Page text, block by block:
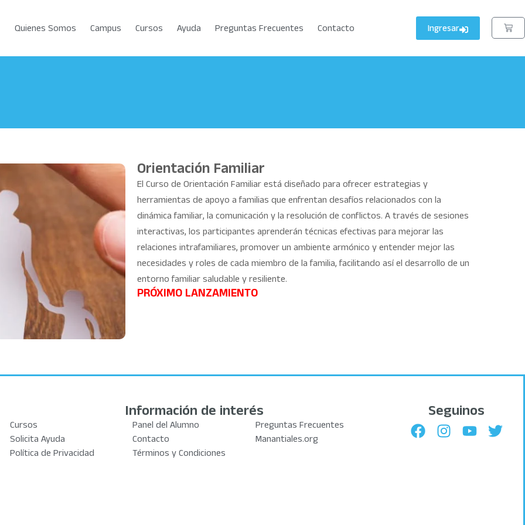
Quienes Somos Campus Cursos Ayuda Preguntas Frecuentes Contacto Ingresar
Orientación Familiar
El Curso de Orientación Familiar está diseñado para ofrecer estrategias y
herramientas de apoyo a familias que enfrentan desafíos relacionados con la
dinámica familiar, la comunicación y la resolución de conflictos. A través de sesiones
interactivas, los participantes aprenderán técnicas efectivas para mejorar las
relaciones intrafamiliares, promover un ambiente armónico y entender mejor las
necesidades y roles de cada miembro de la familia, facilitando así el desarrollo de un
entorno familiar saludable y resiliente.
PRÓXIMO LANZAMIENTO
Información de interés
Cursos Panel del Alumno
Preguntas Frecuentes
Solicita Ayuda
Contacto
Manantiales.org
Política de Privacidad
Términos y Condiciones
Seguinos